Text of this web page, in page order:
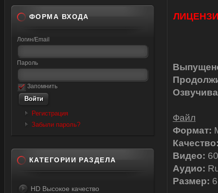
Файл
Формат:
Видео:
Аудио:
Размер:
ФОРМА ВХОДА
Логин/Email
Пароль
Запомнить
Регистрация
Забыли пароль?
КАТЕГОРИИ РАЗДЕЛА
HD Высокое качество